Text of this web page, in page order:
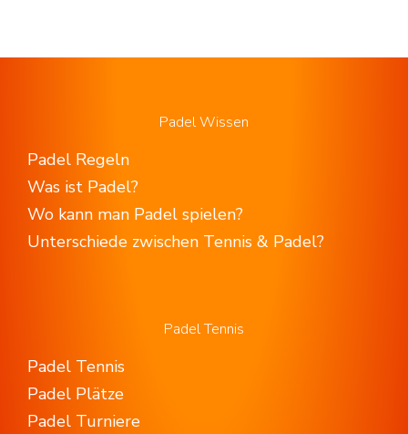
Padel Wissen
Padel Regeln
Was ist Padel?
Wo kann man Padel spielen?
Unterschiede zwischen Tennis & Padel?
Padel Tennis
Padel Tennis
Padel Plätze
Padel Turniere